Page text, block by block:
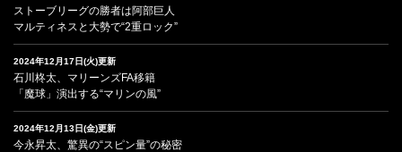
ストーブリーグの勝者は阿部巨人
マルティネスと大勢で“2重ロック”
2024年12月17日(火)更新
石川柊太、マリーンズFA移籍
「魔球」演出する“マリンの風”
2024年12月13日(金)更新
今永昇太、驚異の“スピン量”の秘密